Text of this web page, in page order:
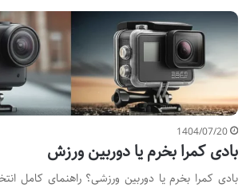
1404/07/20
بادی کمرا بخرم یا دوربین ورزش
بادی کمرا بخرم یا دوربین ورزشی؟ راهنمای کامل